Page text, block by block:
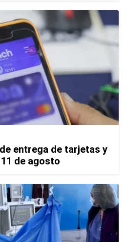
entrega de tarjetas y
11 de agosto